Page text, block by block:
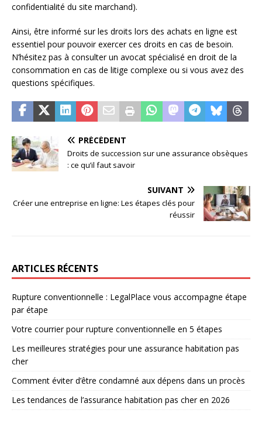
confidentialité du site marchand).
Ainsi, être informé sur les droits lors des achats en ligne est
essentiel pour pouvoir exercer ces droits en cas de besoin.
N’hésitez pas à consulter un avocat spécialisé en droit de la
consommation en cas de litige complexe ou si vous avez des
questions spécifiques.
PRÉCÉDENT
Droits de succession sur une assurance obsèques
: ce qu’il faut savoir
SUIVANT
Créer une entreprise en ligne: Les étapes clés pour
réussir
ARTICLES RÉCENTS
Rupture conventionnelle : LegalPlace vous accompagne étape
par étape
Votre courrier pour rupture conventionnelle en 5 étapes
Les meilleures stratégies pour une assurance habitation pas
cher
Comment éviter d’être condamné aux dépens dans un procès
Les tendances de l’assurance habitation pas cher en 2026